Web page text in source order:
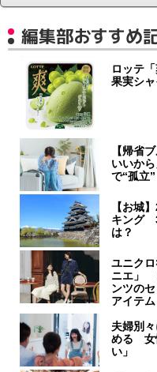
編集部おすすめ
ロッテ
果実シ
【帰省
いいか
で“孤立
【お城
キング
は？
ユニク
ニエ」
ンツの
アイテム
夫婦別
める 女
い」